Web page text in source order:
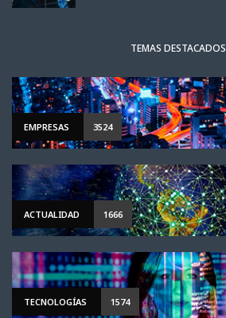
TEMAS DESTACADOS
EMPRESAS 3524
ACTUALIDAD 1666
TECNOLOGÍAS 1574